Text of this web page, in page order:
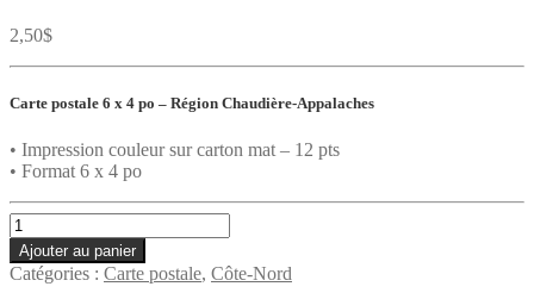
2,50$
Carte postale 6 x 4 po – Région Chaudière-Appalaches
• Impression couleur sur carton mat – 12 pts
• Format 6 x 4 po
quantité
de
Carte
postale
Ajouter au panier
Catégories : Carte postale, Côte-Nord